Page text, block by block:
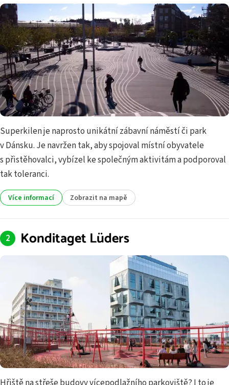
Superkilen je naprosto unikátní zábavní náměstí či park
v Dánsku. Je navržen tak, aby spojoval místní obyvatele
s přistěhovalci, vybízel ke společným aktivitám a podporoval
tak toleranci.
Více informací Zobrazit na mapě
Konditaget Lüders